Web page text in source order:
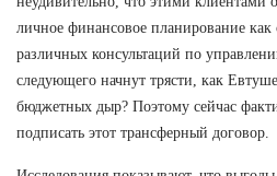
личное финансовое планирование как
различных консультаций по
следующего начнут трясти, как
бюджетных дыр? Поэтому сейчас
подписать этот трансферный договор.